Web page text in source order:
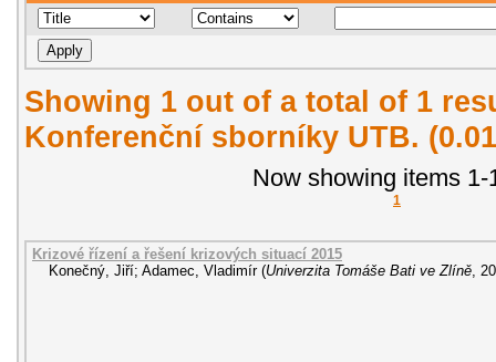
Showing 1 out of a total of 1
Konferenční sborníky UTB.
Now showing items 1-
1
Krizové řízení a řešení krizových situací 2015
Konečný, Jiří; Adamec, Vladimír (Univerzita Tomáše Bati ve Zlíně,